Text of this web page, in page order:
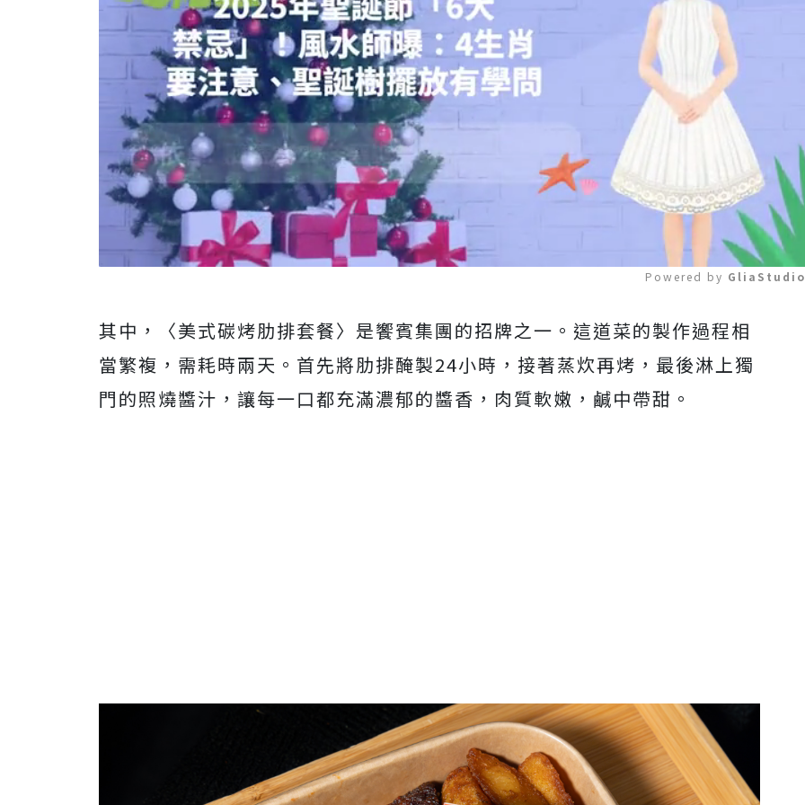
Mute
Powered by
其中，〈美式碳烤肋排套餐〉是饗賓集團的招牌之一。這道菜的製作過程相
當繁複，需耗時兩天。首先將肋排醃製24小時，接著蒸炊再烤，最後淋上獨
門的照燒醬汁，讓每一口都充滿濃郁的醬香，肉質軟嫩，鹹中帶甜。